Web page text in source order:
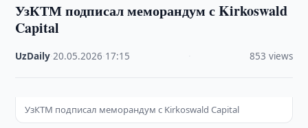
УзКТМ подписал меморандум с Kirkoswald
Capital
UzDaily ·20.05.2026 17:15 853 views
УзКТМ подписал меморандум с Kirkoswald Capital